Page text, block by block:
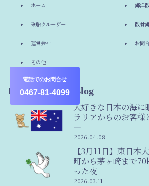
電話でのお問合せ
0467-81-4099
ホーム 海洋
乗船クルーザー 散骨
運営会社 お問
その他
Information & Blog
大好きな日本の海
ラリアからのお客
―
2026.04.08
【3月11日】東日本
町から茅ヶ崎まで
った夜
2026.03.11